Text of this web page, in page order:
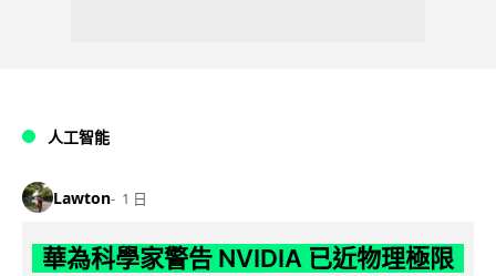
人工智能
Lawton 1 日
華為科學家警告 NVIDIA 已近物理極限